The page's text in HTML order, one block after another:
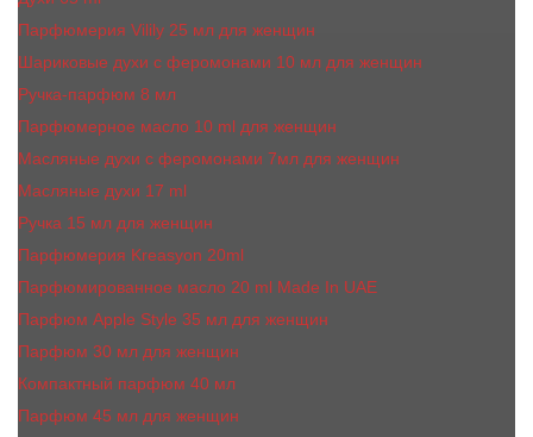
Парфюмерия Vilily 25 мл для женщин
Шариковые духи с феромонами 10 мл для женщин
Ручка-парфюм 8 мл
Парфюмерное масло 10 ml для женщин
Масляные духи c феромонами 7мл для женщин
Масляные духи 17 ml
Ручка 15 мл для женщин
Парфюмерия Kreasyon 20ml
Парфюмированное масло 20 ml Made In UAE
Парфюм Apple Style 35 мл для женщин
Парфюм 30 мл для женщин
Компактный парфюм 40 мл
Парфюм 45 мл для женщин